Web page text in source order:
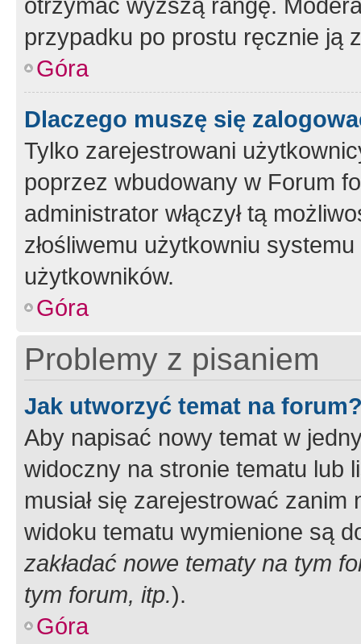
przypadku po prostu ręcznie ją
Góra
Dlaczego muszę się
Tylko zarejestrowani
poprzez wbudowany w Forum
administrator włączył tą
złośliwemu użytkowniu
użytkowników.
Góra
Problemy z pisaniem
Jak utworzyć temat na
Aby napisać nowy temat w
widoczny na stronie tematu lub
musiał się zarejestrować
widoku tematu wymienione są
zakładać nowe tematy na tym
tym forum, itp.).
Góra